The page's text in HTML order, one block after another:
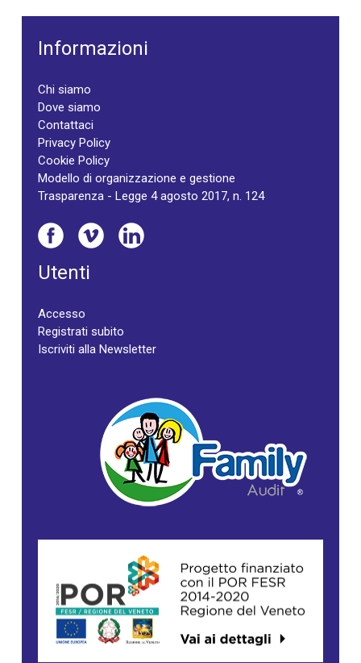
Informazioni
Chi siamo
Dove siamo
Contattaci
Privacy Policy
Cookie Policy
Modello di organizzazione e gestione
Trasparenza - Legge 4 agosto 2017, n. 124
Utenti
Accesso
Registrati subito
Iscriviti alla Newsletter